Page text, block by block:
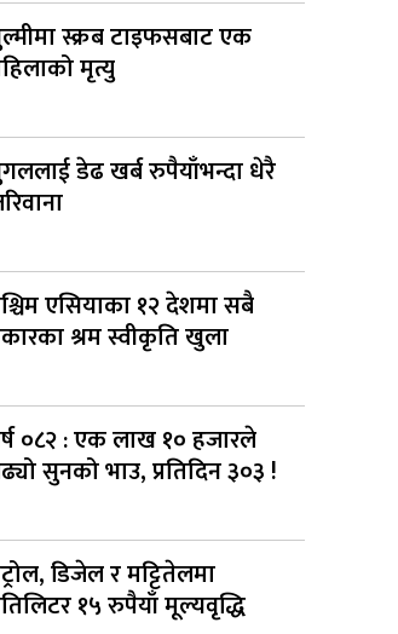
स्क्रब टाइफसबाट एक
मृत्यु
डेढ खर्ब रुपैयाँभन्दा धेरै
एसियाका १२ देशमा सबै
श्रम स्वीकृति खुला
०८२ : एक लाख १० हजारले
सुनको भाउ, प्रतिदिन ३०३ !
डिजेल र मट्टितेलमा
१५ रुपैयाँ मूल्यवृद्धि